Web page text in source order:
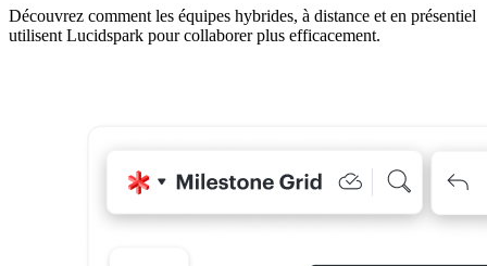
Découvrez comment les équipes hybrides, à distance et en présentiel
utilisent Lucidspark pour collaborer plus efficacement.